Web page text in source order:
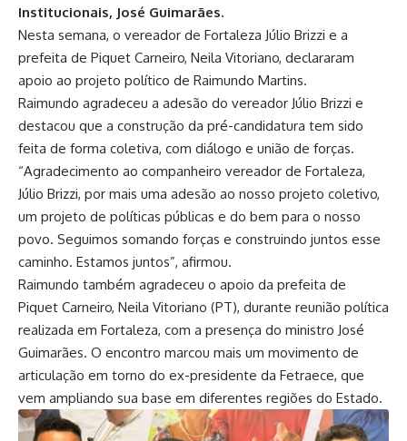
Institucionais, José Guimarães.
Nesta semana, o vereador de Fortaleza Júlio Brizzi e a
prefeita de Piquet Carneiro, Neila Vitoriano, declararam
apoio ao projeto político de Raimundo Martins.
Raimundo agradeceu a adesão do vereador Júlio Brizzi e
destacou que a construção da pré-candidatura tem sido
feita de forma coletiva, com diálogo e união de forças.
“Agradecimento ao companheiro vereador de Fortaleza,
Júlio Brizzi, por mais uma adesão ao nosso projeto coletivo,
um projeto de políticas públicas e do bem para o nosso
povo. Seguimos somando forças e construindo juntos esse
caminho. Estamos juntos”, afirmou.
Raimundo também agradeceu o apoio da prefeita de
Piquet Carneiro, Neila Vitoriano (PT), durante reunião política
realizada em Fortaleza, com a presença do ministro José
Guimarães. O encontro marcou mais um movimento de
articulação em torno do ex-presidente da Fetraece, que
vem ampliando sua base em diferentes regiões do Estado.